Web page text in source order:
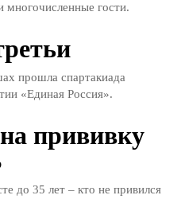
многочисленные гости.
прошла спартакиада
«Единая Россия».
прививку
до 35 лет – кто не привился